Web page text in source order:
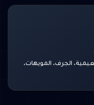
الجرف، المويهات،